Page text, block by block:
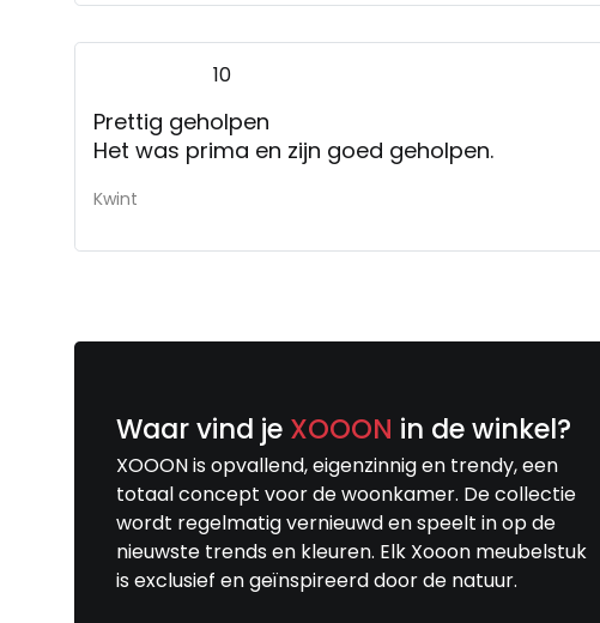
10
Prettig geholpen
Het was prima en zijn goed geholpen.
Kwint
Waar vind je XOOON in de winkel?
XOOON is opvallend, eigenzinnig en trendy, een
totaal concept voor de woonkamer. De collectie
wordt regelmatig vernieuwd en speelt in op de
nieuwste trends en kleuren. Elk Xooon meubelstuk
is exclusief en geïnspireerd door de natuur.